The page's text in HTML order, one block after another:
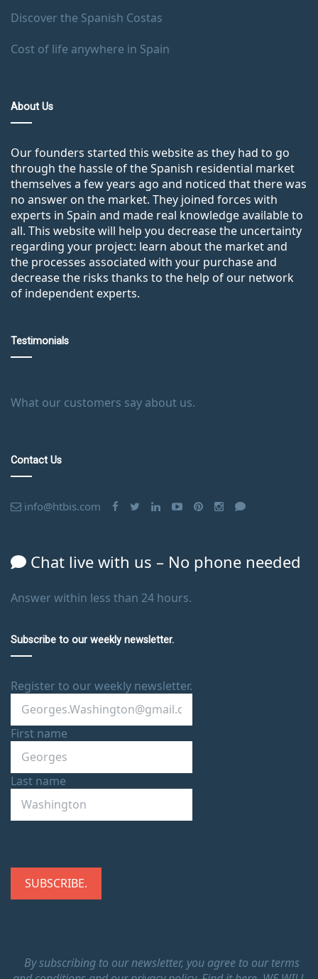
Discover the Spanish Costas
Cost of life anywhere in Spain
About Us
Our founders started this website as they had to go
through the hassle of the Spanish residential market
themselves a few years ago and noticed that there was
no answer on the market. They joined forces with
experts in Spain and made real knowledge available to
all. This website will help you decrease the uncertainty
regarding your project: learn about the market and
the processes associated with your purchase and
decrease the risks thanks to the help of our network
of independent experts.
Testimonials
What our customers say about us.
Contact Us
info@htbis.com
Chat live with us – No phone needed
Answer within less than 24 hours.
Subscribe to our weekly newsletter.
Register to our weekly newsletter.
First name
Last name
By subscribing to our newsletter, you agree to our terms